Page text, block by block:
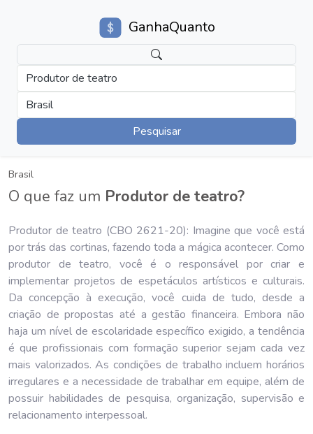
GanhaQuanto
Produtor de teatro
Brasil
Pesquisar
Brasil
O que faz um Produtor de teatro?
Produtor de teatro (CBO 2621-20): Imagine que você está
por trás das cortinas, fazendo toda a mágica acontecer. Como
produtor de teatro, você é o responsável por criar e
implementar projetos de espetáculos artísticos e culturais.
Da concepção à execução, você cuida de tudo, desde a
criação de propostas até a gestão financeira. Embora não
haja um nível de escolaridade específico exigido, a tendência
é que profissionais com formação superior sejam cada vez
mais valorizados. As condições de trabalho incluem horários
irregulares e a necessidade de trabalhar em equipe, além de
possuir habilidades de pesquisa, organização, supervisão e
relacionamento interpessoal.